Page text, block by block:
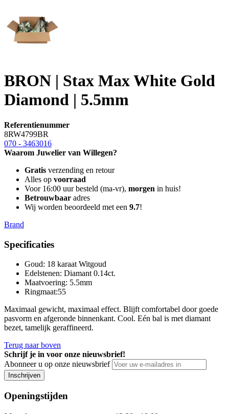
BRON | Stax Max White Gold
Diamond | 5.5mm
Referentienummer
8RW4799BR
070 - 3463016
Waarom Juwelier van Willegen?
Gratis verzending en retour
Alles op voorraad
Voor 16:00 uur besteld (ma-vr), morgen in huis!
Betrouwbaar adres
Wij worden beoordeeld met een 9.7!
Brand
Specificaties
Goud: 18 karaat Witgoud
Edelstenen: Diamant 0.14ct.
Maatvoering: 5.5mm
Ringmaat:55
Maximaal gewicht, maximaal effect. Blijft comfortabel door goede
pasvorm en afgeronde binnenkant. Cool. Eén bal is met diamant
bezet, tamelijk geraffineerd.
Terug naar boven
Schrijf je in voor onze nieuwsbrief!
Abonneer u op onze nieuwsbrief
Inschrijven
Openingstijden